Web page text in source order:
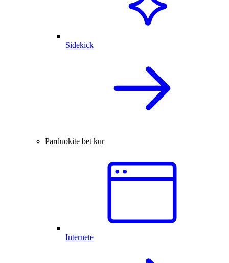
Sidekick
Parduokite bet kur
Internete